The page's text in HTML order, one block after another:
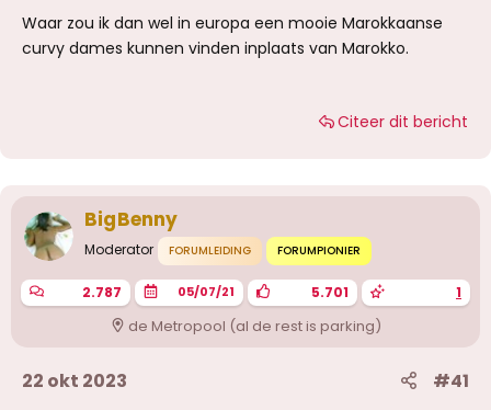
Waar zou ik dan wel in europa een mooie Marokkaanse
curvy dames kunnen vinden inplaats van Marokko.
Citeer dit bericht
BigBenny
Moderator FORUMLEIDING FORUMPIONIER
2.787 05/07/21 5.701 1
de Metropool (al de rest is parking)
22 okt 2023 #41